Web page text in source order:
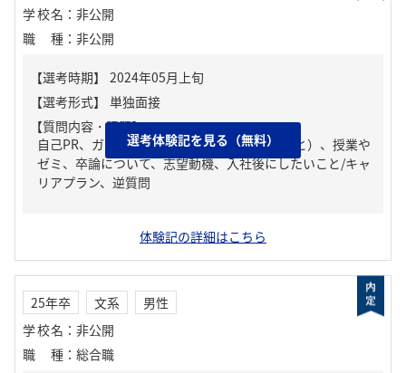
学校名 ： 非公開
職種 ： 非公開
【質問内容・課題】
自己PR、ガクチカ（学生時代に力を入れたこと）、授業や
ゼミ、卒論について、志望動機、入社後にしたいこと/キャ
リアプラン、逆質問
選考体験記を見る（無料）
体験記の詳細はこちら
25年卒 文系
男性
学校名 ： 非公開
職種 ： 総合職